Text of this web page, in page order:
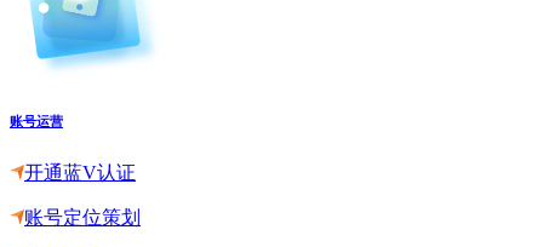
账号运营
开通蓝V认证
账号定位策划